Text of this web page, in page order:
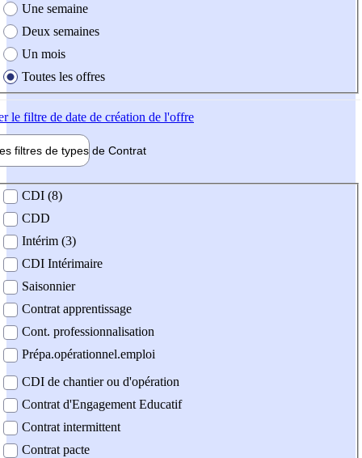
Une semaine
Deux semaines
Un mois
Toutes les offres
le filtre de date de création de l'offre
filtres de types de Contrat
contrat
CDI (8)
CDD
Intérim (3)
CDI Intérimaire
Saisonnier
Contrat apprentissage
Cont. professionnalisation
Prépa.opérationnel.emploi
CDI de chantier ou d'opération
Contrat d'Engagement Educatif
Contrat intermittent
Contrat pacte